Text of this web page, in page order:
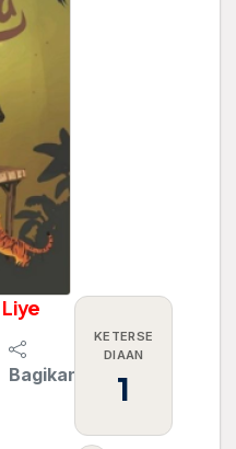
Liye
Bagikan
KETERSE
DIAAN
1